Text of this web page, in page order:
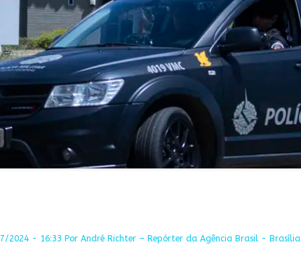
2024 - 16:33 Por André Richter – Repórter da Agência Brasil - Brasília